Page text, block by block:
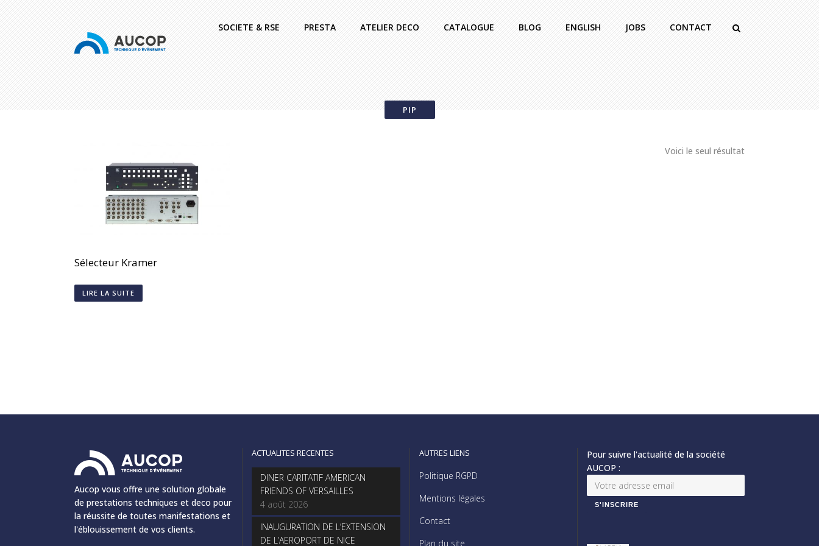
SOCIETE & RSE PRESTA ATELIER DECO CATALOGUE BLOG ENGLISH JOBS CONTACT
PIP
Voici le seul résultat
Sélecteur Kramer
LIRE LA SUITE
Aucop vous offre une solution globale
de prestations techniques et deco pour
la réussite de toutes manifestations et
l'éblouissement de vos clients.
ACTUALITES RECENTES
DINER CARITATIF AMERICAN
FRIENDS OF VERSAILLES
4 août 2026
INAUGURATION DE L’EXTENSION
DE L’AEROPORT DE NICE
AUTRES LIENS
Politique RGPD
Mentions légales
Contact
Plan du site
Pour suivre l'actualité de la société
AUCOP :